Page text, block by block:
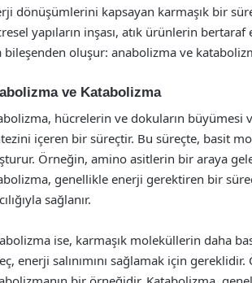
dönüşümlerini kapsayan karmaşık bir
yapıların inşası, atık ürünlerin
bileşenden oluşur: anabolizma ve
ve Katabolizma
hücrelerin ve dokuların büyümesi
içeren bir süreçtir. Bu süreçte, basit
Örneğin, amino asitlerin bir araya
genellikle enerji gerektiren bir
sağlanır.
ise, karmaşık moleküllerin daha
enerji salınımını sağlamak için